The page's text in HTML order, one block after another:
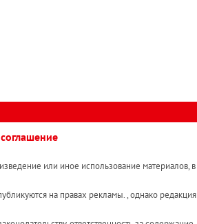
или иное использование материалов, в
на правах рекламы. , однако редакция